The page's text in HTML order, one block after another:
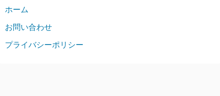
ホーム
お問い合わせ
プライバシーポリシー